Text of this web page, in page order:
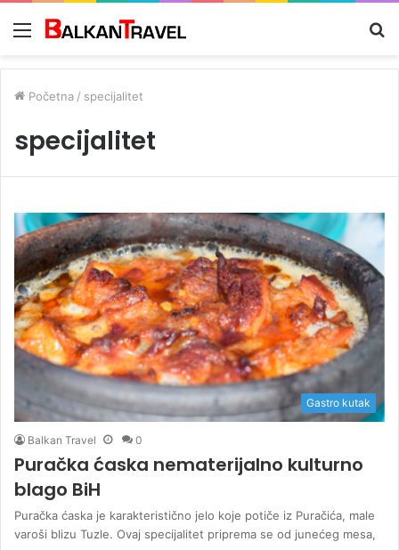
Meni
Početna / specijalitet
specijalitet
Gastro kutak
Balkan Travel 0
Puračka ćaska nematerijalno kulturno
blago BiH
Puračka ćaska je karakteristično jelo koje potiče iz Puračića, male
varoši blizu Tuzle. Ovaj specijalitet priprema se od junećeg mesa,